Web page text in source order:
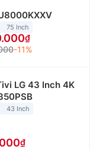
75 Inch
-11%
LG 43 Inch 4K
43 Inch